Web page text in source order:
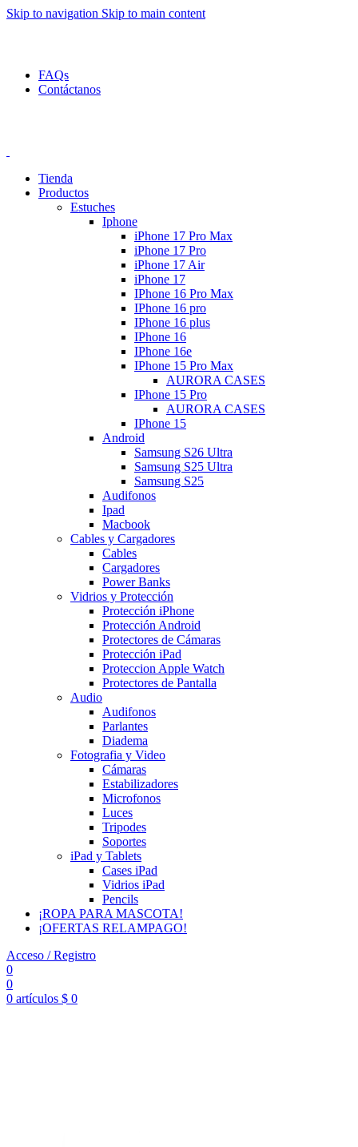
Skip to navigation Skip to main content
FAQs
Contáctanos
Tienda
Productos
Estuches
Iphone
iPhone 17 Pro Max
iPhone 17 Pro
iPhone 17 Air
iPhone 17
IPhone 16 Pro Max
IPhone 16 pro
IPhone 16 plus
IPhone 16
IPhone 16e
IPhone 15 Pro Max
AURORA CASES
IPhone 15 Pro
AURORA CASES
IPhone 15
Android
Samsung S26 Ultra
Samsung S25 Ultra
Samsung S25
Audifonos
Ipad
Macbook
Cables y Cargadores
Cables
Cargadores
Power Banks
Vidrios y Protección
Protección iPhone
Protección Android
Protectores de Cámaras
Protección iPad
Proteccion Apple Watch
Protectores de Pantalla
Audio
Audifonos
Parlantes
Diadema
Fotografia y Video
Cámaras
Estabilizadores
Microfonos
Luces
Tripodes
Soportes
iPad y Tablets
Cases iPad
Vidrios iPad
Pencils
¡ROPA PARA MASCOTA!
¡OFERTAS RELAMPAGO!
Acceso / Registro
0
0
0 artículos $ 0